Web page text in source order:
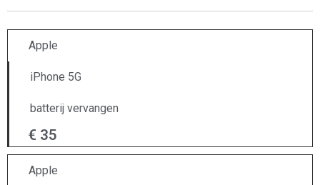
Apple
iPhone 5G
batterij vervangen
€ 35
Apple